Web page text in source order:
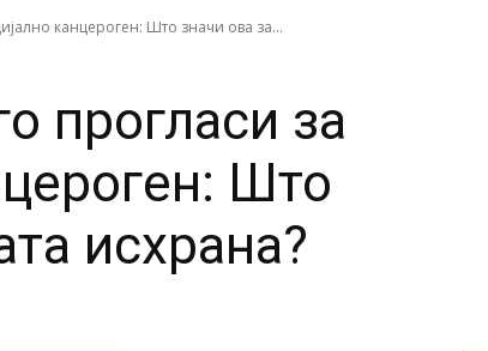
канцероген: Што значи ова за...
прогласи за
Што
исхрана?